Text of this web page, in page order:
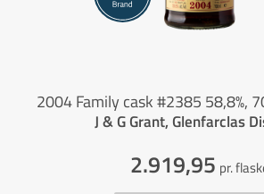
2004 Family cask #2385 58,8%,
J & G Grant, Glenfarclas
2.919,95 pr.